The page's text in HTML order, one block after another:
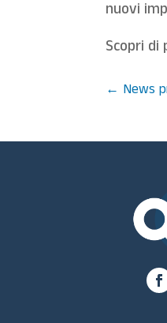
nuovi
Scopri di
← News